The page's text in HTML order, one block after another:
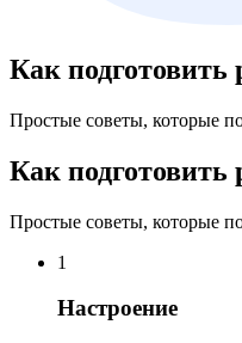
Как подготовить
Простые советы, которые
Как подготовить
Простые советы, которые
1
Настроение